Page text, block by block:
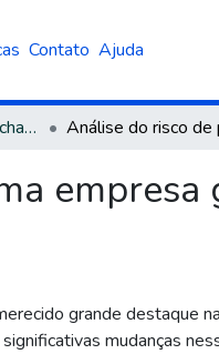
Contato Ajuda
Ciências Contábeis - Bacharelado
empresa
grande destaque na
mudanças